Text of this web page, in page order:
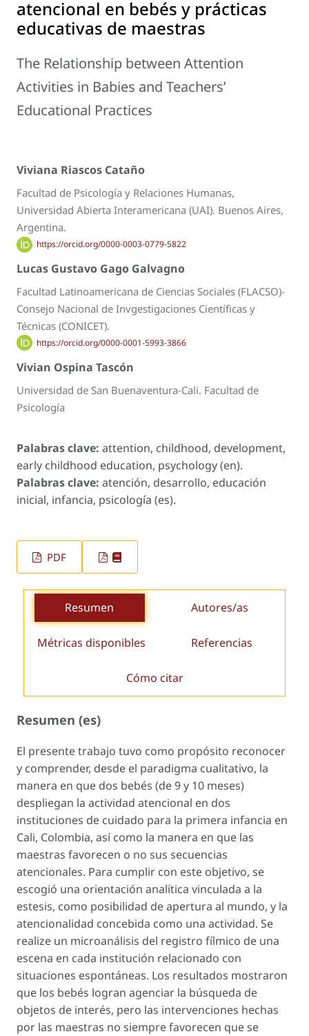
atencional en bebés y prácticas
educativas de maestras
The Relationship between Attention
Activities in Babies and Teachers’
Educational Practices
Viviana Riascos Cataño
Facultad de Psicología y Relaciones Humanas,
Universidad Abierta Interamericana (UAI). Buenos Aires,
Argentina.
https://orcid.org/0000-0003-0779-5822
Lucas Gustavo Gago Galvagno
Facultad Latinoamericana de Ciencias Sociales (FLACSO)-
Consejo Nacional de Invgestigaciones Científicas y
Técnicas (CONICET).
https://orcid.org/0000-0001-5993-3866
Vivian Ospina Tascón
Universidad de San Buenaventura-Cali. Facultad de
Psicología
Palabras clave: attention, childhood, development,
early childhood education, psychology (en).
Palabras clave: atención, desarrollo, educación
inicial, infancia, psicología (es).
PDF
Resumen Autores/as
Métricas disponibles Referencias
Cómo citar
Resumen (es)
El presente trabajo tuvo como propósito reconocer
y comprender, desde el paradigma cualitativo, la
manera en que dos bebés (de 9 y 10 meses)
despliegan la actividad atencional en dos
instituciones de cuidado para la primera infancia en
Cali, Colombia, así como la manera en que las
maestras favorecen o no sus secuencias
atencionales. Para cumplir con este objetivo, se
escogió una orientación analítica vinculada a la
estesis, como posibilidad de apertura al mundo, y la
atencionalidad concebida como una actividad. Se
realize un microanálisis del registro fílmico de una
escena en cada institución relacionado con
situaciones espontáneas. Los resultados mostraron
que los bebés logran agenciar la búsqueda de
objetos de interés, pero las intervenciones hechas
por las maestras no siempre favorecen que se